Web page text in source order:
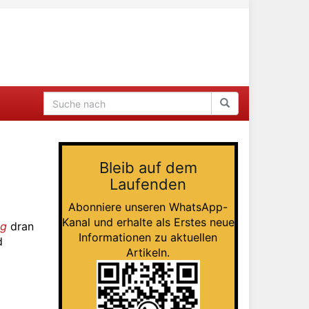
dran
Bleib auf dem
Laufenden
Abonniere unseren WhatsApp-
Kanal und erhalte als Erstes neue
Informationen zu aktuellen
Artikeln.